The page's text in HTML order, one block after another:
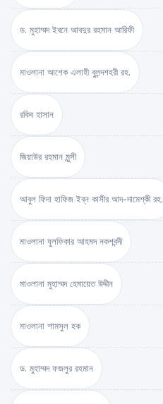
ড. মুহাম্মদ ইবনে আবদুর রহমান আরিফী
মাওলানা আশেক এলাহী বুলন্দশহরী রহ.
রকিব হাসান
জিয়াউর রহমান মুন্সী
আবুল ফিদা হাফিজ ইব্‌ন কাসীর আদ-দামেশ্‌কী রহ.
মাওলানা যুলফিকার আহমদ নকশবন্দী
মাওলানা মুহাম্মদ হেমায়েত উদ্দীন
মাওলানা শামসুল হক
ড. মুহাম্মদ ফজলুর রহমান